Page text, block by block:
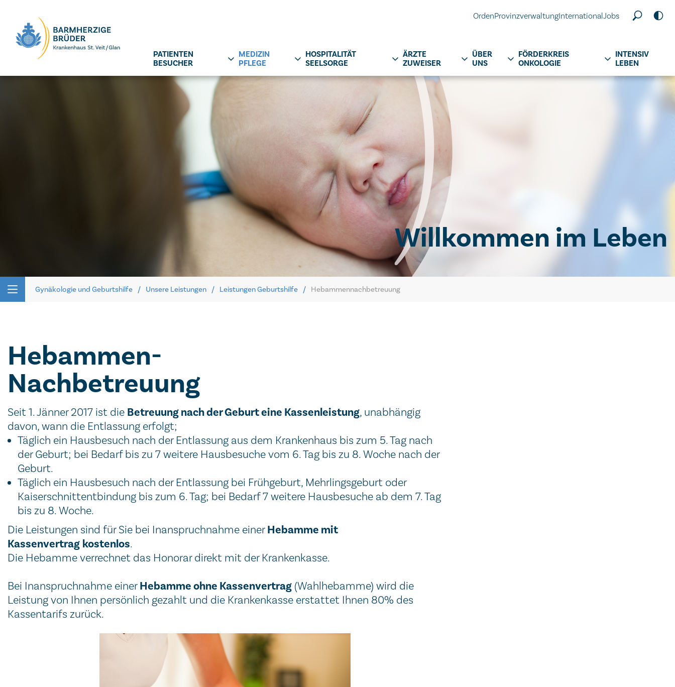
OrdenProvinzverwaltungInternationalJobs
PATIENTEN
BESUCHER
MEDIZIN
PFLEGE
HOSPITALITÄT
SEELSORGE
ÄRZTE
ZUWEISER
ÜBER
UNS
FÖRDERKREIS
ONKOLOGIE
INTENSIV
LEBEN
Willkommen im Leben
Gynäkologie und Geburtshilfe Unsere Leistungen Leistungen Geburtshilfe Hebammennachbetreuung
Hebammen-
Nachbetreuung
Seit 1. Jänner 2017 ist die Betreuung nach der Geburt eine Kassenleistung, unabhängig
davon, wann die Entlassung erfolgt;
Täglich ein Hausbesuch nach der Entlassung aus dem Krankenhaus bis zum 5. Tag nach
der Geburt; bei Bedarf bis zu 7 weitere Hausbesuche vom 6. Tag bis zu 8. Woche nach der
Geburt.
Täglich ein Hausbesuch nach der Entlassung bei Frühgeburt, Mehrlingsgeburt oder
Kaiserschnittentbindung bis zum 6. Tag; bei Bedarf 7 weitere Hausbesuche ab dem 7. Tag
bis zu 8. Woche.
Die Leistungen sind für Sie bei Inanspruchnahme einer Hebamme mit
Kassenvertrag kostenlos.
Die Hebamme verrechnet das Honorar direkt mit der Krankenkasse.
Bei Inanspruchnahme einer Hebamme ohne Kassenvertrag (Wahlhebamme) wird die
Leistung von Ihnen persönlich gezahlt und die Krankenkasse erstattet Ihnen 80% des
Kassentarifs zurück.